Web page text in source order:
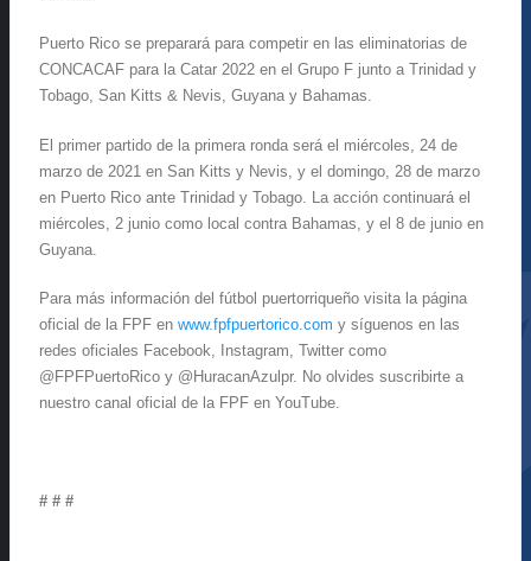
Puerto Rico se preparará para competir en las eliminatorias de
CONCACAF para la Catar 2022 en el Grupo F junto a Trinidad y
Tobago, San Kitts & Nevis, Guyana y Bahamas.
El primer partido de la primera ronda será el miércoles, 24 de
marzo de 2021 en San Kitts y Nevis, y el domingo, 28 de marzo
en Puerto Rico ante Trinidad y Tobago. La acción continuará el
miércoles, 2 junio como local contra Bahamas, y el 8 de junio en
Guyana.
Para más información del fútbol puertorriqueño visita la página
oficial de la FPF en www.fpfpuertorico.com y síguenos en las
redes oficiales Facebook, Instagram, Twitter como
@FPFPuertoRico y @HuracanAzulpr. No olvides suscribirte a
nuestro canal oficial de la FPF en YouTube.
# # #